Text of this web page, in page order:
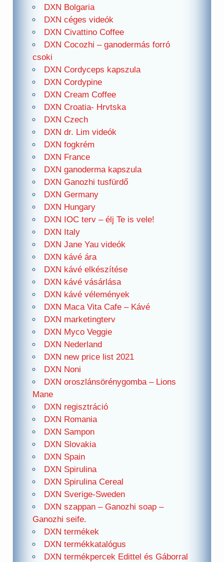
DXN Bolgaria
DXN céges videók
DXN Civattino Coffee
DXN Cocozhi – ganodermás forró
csoki
DXN Cordyceps kapszula
DXN Cordypine
DXN Cream Coffee
DXN Croatia- Hrvtska
DXN Czech
DXN dr. Lim videók
DXN fogkrém
DXN France
DXN ganoderma kapszula
DXN Ganozhi tusfürdő
DXN Germany
DXN Hungary
DXN IOC terv – élj Te is vele!
DXN Italy
DXN Jane Yau videók
DXN kávé ára
DXN kávé elkészítése
DXN kávé vásárlása
DXN kávé vélemények
DXN Maca Vita Cafe – Kávé
DXN marketingterv
DXN Myco Veggie
DXN Nederland
DXN new price list 2021
DXN Noni
DXN oroszlánsörénygomba – Lions
Mane
DXN regisztráció
DXN Romania
DXN Sampon
DXN Slovakia
DXN Spain
DXN Spirulina
DXN Spirulina Cereal
DXN Sverige-Sweden
DXN szappan – Ganozhi soap –
Ganozhi seife.
DXN termékek
DXN termékkatalógus
DXN termékpercek Edittel és Gáborral